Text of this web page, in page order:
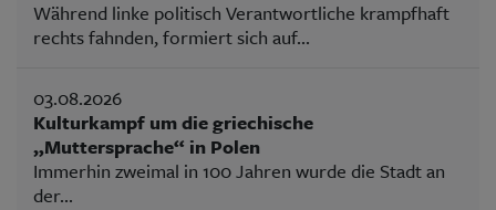
Während linke politisch Verantwortliche krampfhaft
rechts fahnden, formiert sich auf...
03.08.2026
Kulturkampf um die griechische
„Muttersprache“ in Polen
Immerhin zweimal in 100 Jahren wurde die Stadt an
der...